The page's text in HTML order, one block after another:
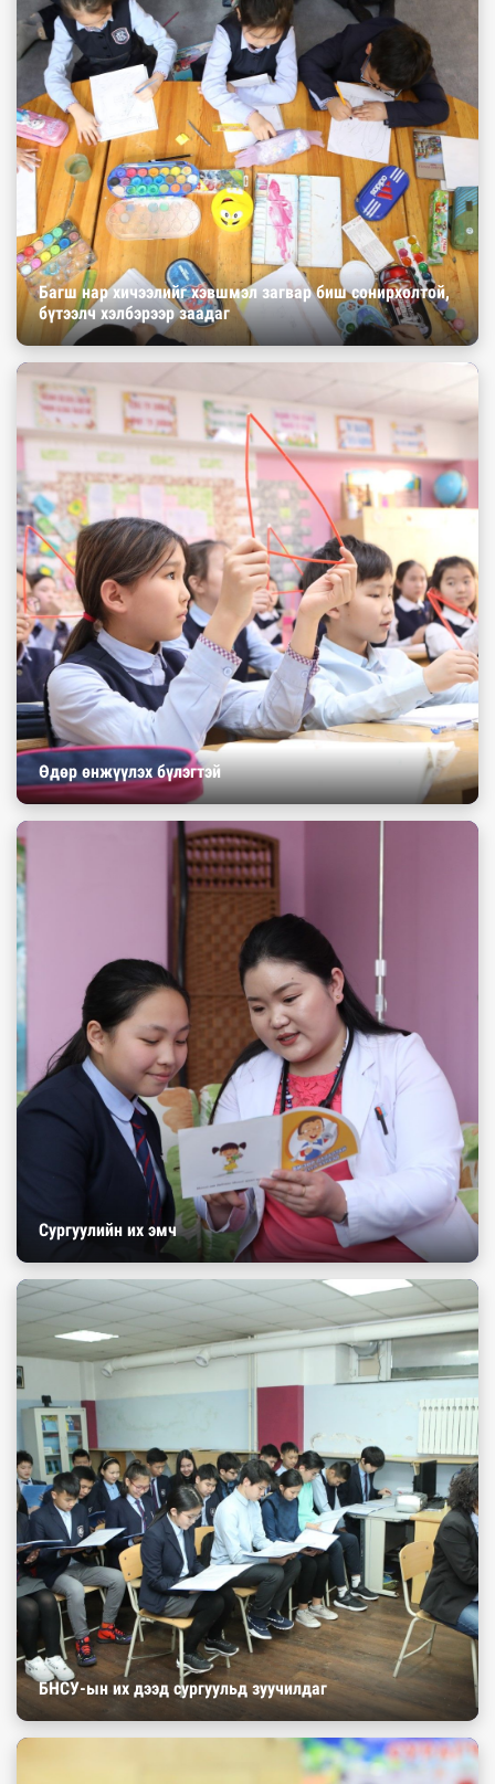
Багш нар хичээлийг хэвшмэл загвар биш сонирхолтой,
бүтээлч хэлбэрээр заадаг
Өдөр өнжүүлэх бүлэгтэй
Сургуулийн их эмч
БНСУ-ын их дээд сургуульд зуучилдаг